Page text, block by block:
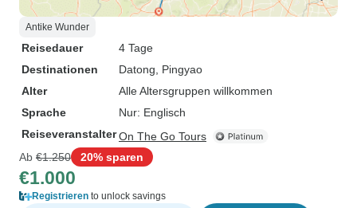
Antike Wunder
Reisedauer
4 Tage
Destinationen
Datong , Pingyao
Alter
Alle Altersgruppen willkommen
Sprache
Nur: Englisch
ReiseveranstalterOn The Go Tours
Ab €1.250 20% sparen
€1.000
Registrieren to unlock savings